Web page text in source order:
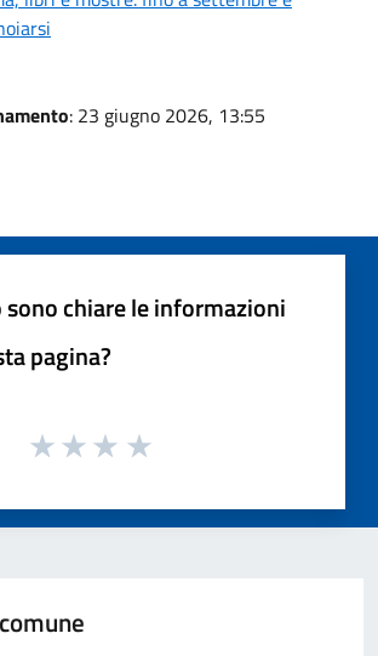
: 23 giugno 2026, 13:55
sono chiare le informazioni
pagina?